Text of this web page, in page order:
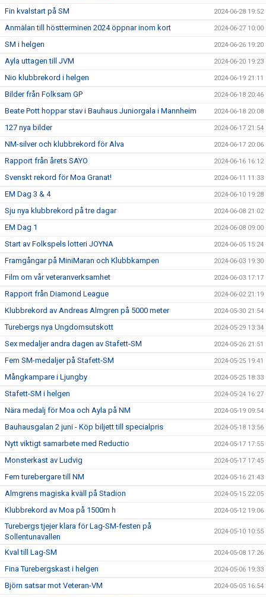
Fin kvalstart på SM 2024-06-28 19:52
Anmälan till höstterminen 2024 öppnar inom kort 2024-06-27 10:00
SM i helgen 2024-06-26 19:20
Ayla uttagen till JVM 2024-06-20 19:23
Nio klubbrekord i helgen 2024-06-19 21:11
Bilder från Folksam GP 2024-06-18 20:46
Beate Pott hoppar stav i Bauhaus Juniorgala i Mannheim 2024-06-18 20:08
127 nya bilder 2024-06-17 21:54
NM-silver och klubbrekord för Alva 2024-06-17 20:06
Rapport från årets SAYO 2024-06-16 16:12
Svenskt rekord för Moa Granat! 2024-06-11 11:33
EM Dag 3 & 4 2024-06-10 19:28
Sju nya klubbrekord på tre dagar 2024-06-08 21:02
EM Dag 1 2024-06-08 09:00
Start av Folkspels lotteri JOYNA 2024-06-05 15:24
Framgångar på MiniMaran och Klubbkampen 2024-06-03 19:30
Film om vår veteranverksamhet 2024-06-03 17:17
Rapport från Diamond League 2024-06-02 21:19
Klubbrekord av Andreas Almgren på 5000 meter 2024-05-30 21:54
Turebergs nya Ungdomsutskott 2024-05-29 13:34
Sex medaljer andra dagen av Stafett-SM 2024-05-26 21:51
Fem SM-medaljer på Stafett-SM 2024-05-25 19:41
Mångkampare i Ljungby 2024-05-25 18:33
Stafett-SM i helgen 2024-05-24 16:27
Nära medalj för Moa och Ayla på NM 2024-05-19 09:54
Bauhausgalan 2 juni - Köp biljett till specialpris 2024-05-18 13:56
Nytt viktigt samarbete med Reductio 2024-05-17 17:55
Monsterkast av Ludvig 2024-05-17 17:45
Fem turebergare till NM 2024-05-16 21:43
Almgrens magiska kväll på Stadion 2024-05-15 22:05
Klubbrekord av Moa på 1500m h 2024-05-12 19:06
Turebergs tjejer klara för Lag-SM-festen på
Sollentunavallen
2024-05-10 10:55
Kval till Lag-SM 2024-05-08 17:26
Fina Turebergskast i helgen 2024-05-06 19:33
Björn satsar mot Veteran-VM 2024-05-05 16:54